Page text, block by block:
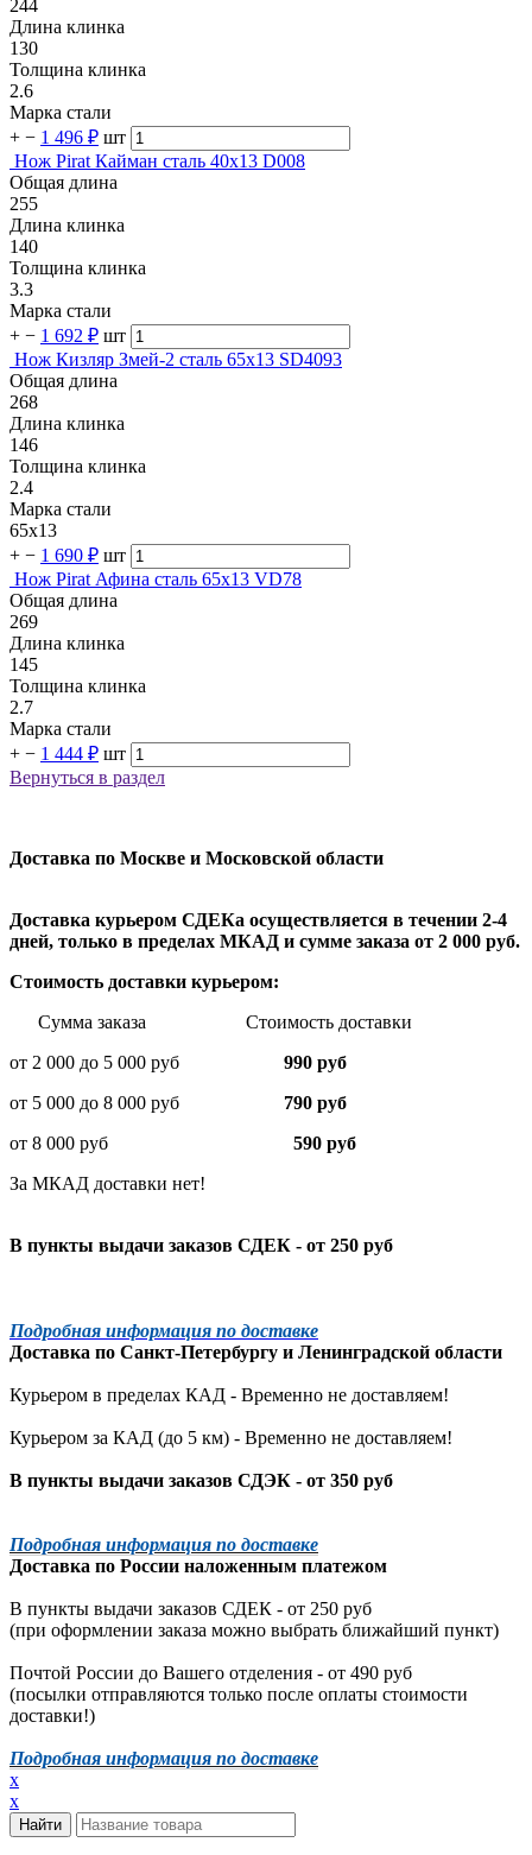
244
Длина клинка
130
Толщина клинка
2.6
Марка стали
+ − 1 496 ₽ шт
Нож Pirat Кайман сталь 40х13 D008
Общая длина
255
Длина клинка
140
Толщина клинка
3.3
Марка стали
+ − 1 692 ₽ шт
Нож Кизляр Змей-2 сталь 65х13 SD4093
Общая длина
268
Длина клинка
146
Толщина клинка
2.4
Марка стали
65х13
+ − 1 690 ₽ шт
Нож Pirat Афина сталь 65х13 VD78
Общая длина
269
Длина клинка
145
Толщина клинка
2.7
Марка стали
+ − 1 444 ₽ шт
Вернуться в раздел
Доставка по Москве и Московской области
Доставка курьером СДЕКа осуществляется в течении 2-4
дней, только в пределах МКАД и сумме заказа от 2 000 руб.
Стоимость доставки курьером:
Сумма заказа Стоимость доставки
от 2 000 до 5 000 руб
990 руб
от 5 000 до 8 000 руб 790 руб
от 8 000 руб 590 руб
За МКАД доставки нет!
В пункты выдачи заказов СДЕК - от 250 руб
Подробная информация по доставке
Доставка по Санкт-Петербургу и Ленинградской области
Курьером в пределах КАД - Временно не доставляем!
Курьером за КАД (до 5 км) - Временно не доставляем!
В пункты выдачи заказов СДЭК - от 350 руб
Подробная информация по доставке
Доставка по России наложенным платежом
В пункты выдачи заказов СДЕК - от 250 руб
(при оформлении заказа можно выбрать ближайший пункт)
Почтой России до Вашего отделения - от 490 руб
(посылки отправляются только после оплаты стоимости
доставки!)
Подробная информация по доставке
x
x